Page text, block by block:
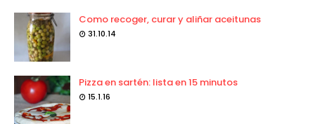
Como recoger, curar y aliñar aceitunas
31.10.14
Pizza en sartén: lista en 15 minutos
15.1.16